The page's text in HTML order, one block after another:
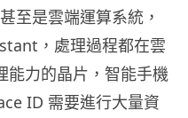
至是雲端運算系統，
，處理過程都在雲
能力的晶片，智能手機
ID 需要進行大量資